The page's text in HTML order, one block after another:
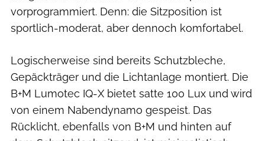
vorprogrammiert. Denn: die Sitzposition ist
sportlich-moderat, aber dennoch komfortabel.
Logischerweise sind bereits Schutzbleche,
Gepäckträger und die Lichtanlage montiert. Die
B+M Lumotec IQ-X bietet satte 100 Lux und wird
von einem Nabendynamo gespeist. Das
Rücklicht, ebenfalls von B+M und hinten auf